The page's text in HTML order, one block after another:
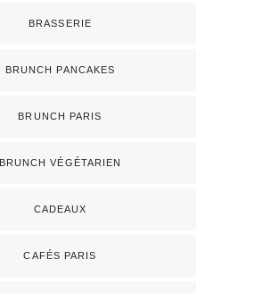
BRASSERIE
BRUNCH PANCAKES
BRUNCH PARIS
BRUNCH VÉGÉTARIEN
CADEAUX
CAFÉS PARIS